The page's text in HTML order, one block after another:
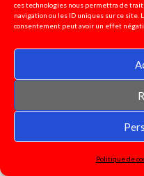
ces technologies nous permettra de
navigation ou les ID uniques sur ce site.
consentement peut avoir un effet
Politique de
Pétition pour
Signez ici!
Motion pour
contre les